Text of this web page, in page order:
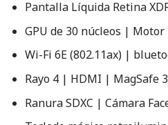
Pantalla Líquida Retina
GPU de 30 núcleos |
Wi-Fi 6E (802.11ax) |
Rayo 4 | HDMI | MagSafe 3
Ranura SDXC | Cámara